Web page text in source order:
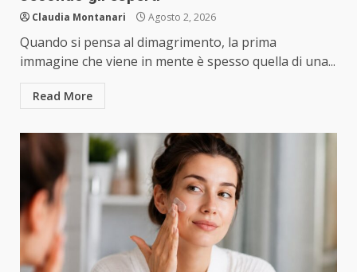
Claudia Montanari Agosto 2, 2026
Quando si pensa al dimagrimento, la prima
immagine che viene in mente è spesso quella di una...
Read More